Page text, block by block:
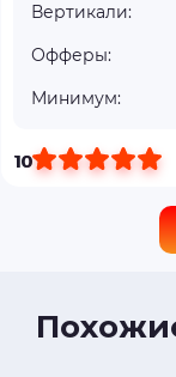
Вертикали:
Офферы:
Минимум:
10